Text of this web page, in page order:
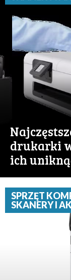
drukarki
ich
SPRZĘT
SKANERY I